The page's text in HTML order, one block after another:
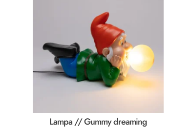
Lampa // Gummy dreaming